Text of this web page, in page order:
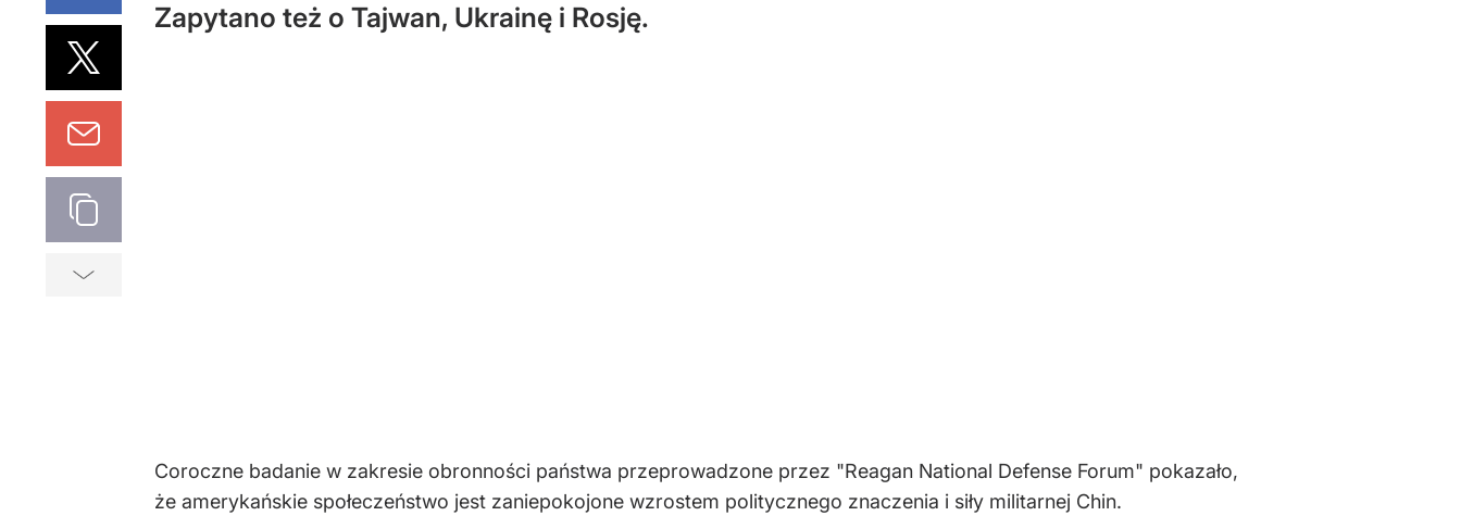
Zapytano też o Tajwan, Ukrainę i Rosję.
Coroczne badanie w zakresie obronności państwa przeprowadzone przez "Reagan National Defense Forum" pokazało,
że amerykańskie społeczeństwo jest zaniepokojone wzrostem politycznego znaczenia i siły militarnej Chin.